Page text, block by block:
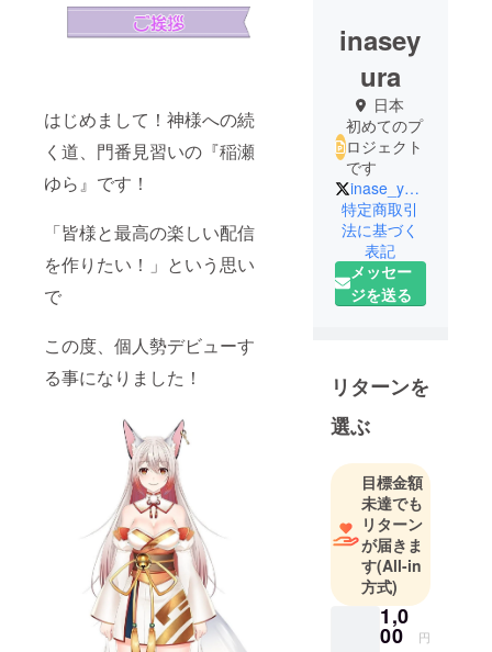
はじめまして！神様への続
く道、門番見習いの『稲瀬
ゆら』です！
「皆様と最高の楽しい配信
を作りたい！」という思い
で
この度、個人勢デビューす
る事になりました！
inasey
ura
日本
初めてのプ
ロジェクト
です
inase_yura
特定商取引
法に基づく
表記
メッセー
ジを送る
リターンを
選ぶ
目標金額
未達でも
リターン
が届きま
す(All-in
方式)
1,0
00 円